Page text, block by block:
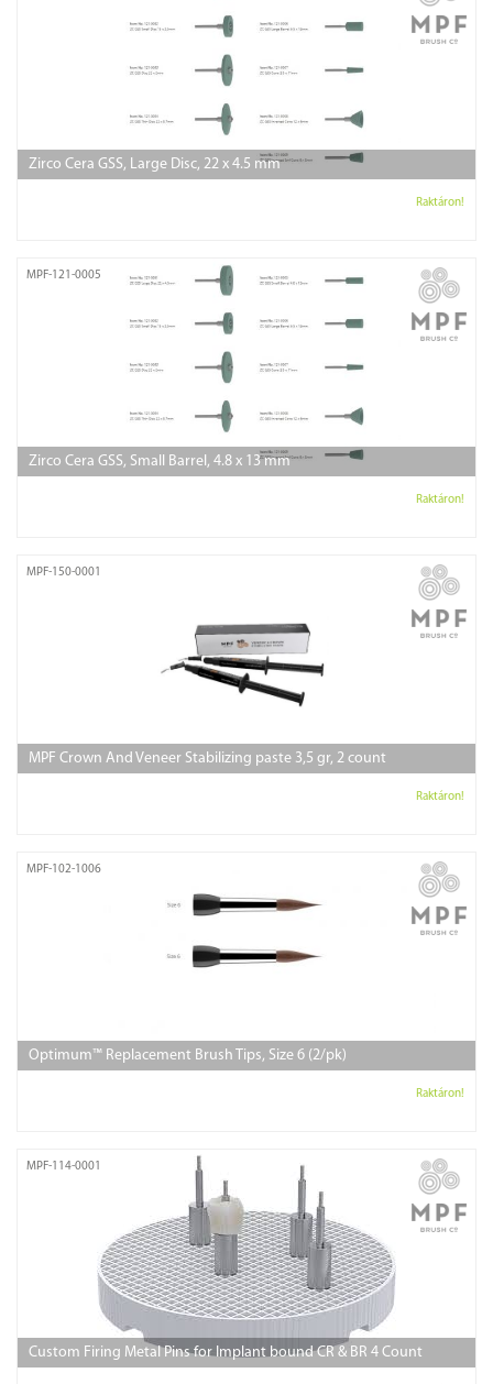
Zirco Cera GSS, Large Disc, 22 x 4.5 mm
Raktáron!
MPF-121-0005
Zirco Cera GSS, Small Barrel, 4.8 x 13 mm
Raktáron!
MPF-150-0001
MPF Crown And Veneer Stabilizing paste 3,5 gr, 2 count
Raktáron!
MPF-102-1006
Optimum™ Replacement Brush Tips, Size 6 (2/pk)
Raktáron!
MPF-114-0001
Custom Firing Metal Pins for Implant bound CR & BR 4 Count